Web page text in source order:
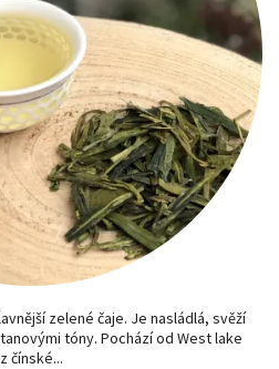
zelené čaje. Je nasládlá, svěží
tóny. Pochází od West lake
z čínské...